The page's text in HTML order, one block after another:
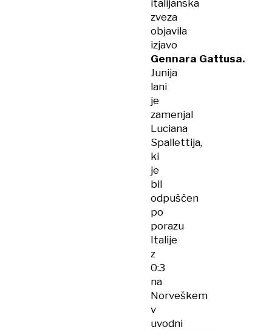
italijanska
zveza
objavila
izjavo
Gennara Gattusa.
Junija
lani
je
zamenjal
Luciana
Spallettija,
ki
je
bil
odpuščen
po
porazu
Italije
z
0:3
na
Norveškem
v
uvodni